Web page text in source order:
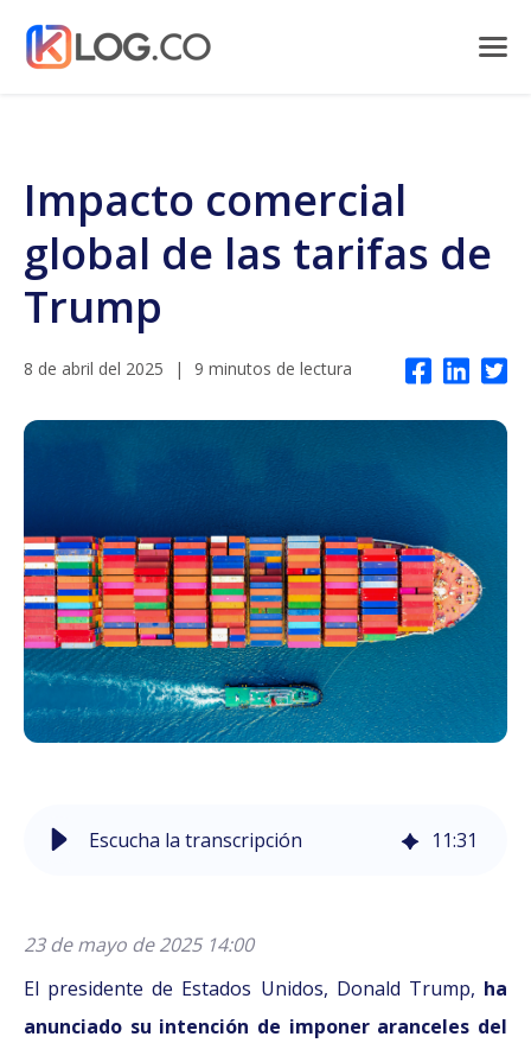
Impacto comercial
global de las tarifas de
Trump
8 de abril del 2025 | 9 minutos de lectura
Escucha la transcripción 11:31
23 de mayo de 2025 14:00
El presidente de Estados Unidos, Donald Trump, ha
anunciado su intención de imponer aranceles del